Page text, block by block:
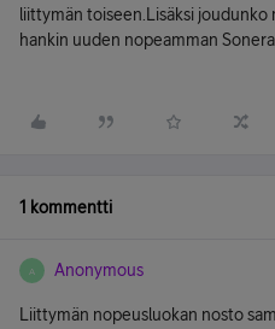
liittymän toiseen.Lisäksi joudunko
hankin uuden nopeamman
1 kommentti
A Anonymous
Liittymän nopeusluokan nosto